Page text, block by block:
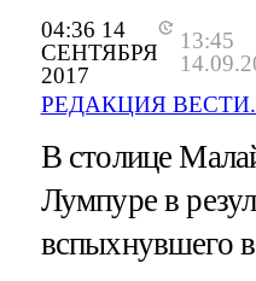
04:36 14
СЕНТЯБРЯ
2017
13:45
РЕДАКЦИЯ
В столице
Лумпуре в
вспыхнувшего